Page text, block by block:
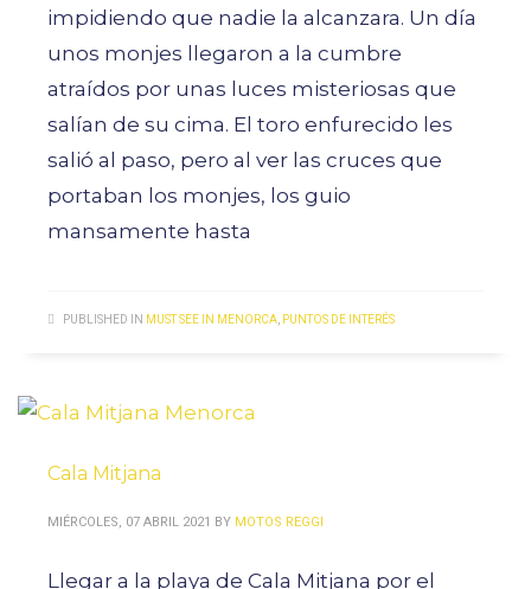
impidiendo que nadie la alcanzara. Un día
unos monjes llegaron a la cumbre
atraídos por unas luces misteriosas que
salían de su cima. El toro enfurecido les
salió al paso, pero al ver las cruces que
portaban los monjes, los guio
mansamente hasta
PUBLISHED IN MUST SEE IN MENORCA PUNTOS DE INTERÉS
Cala Mitjana
MIÉRCOLES, 07 ABRIL 2021 BY MOTOS REGGI
Llegar a la playa de Cala Mitjana por el